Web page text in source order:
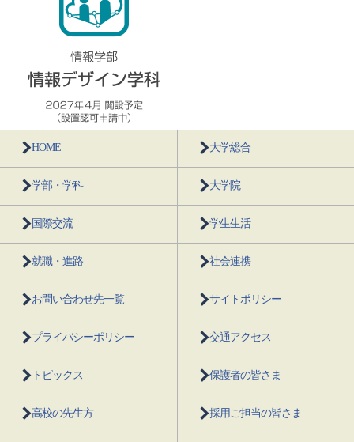
HOME 大学総合
学部・学科 大学院
国際交流 学生生活
就職・進路 社会連携
お問い合わせ先一覧 サイトポリシー
プライバシーポリシー 交通アクセス
トピックス 保護者の皆さま
高校の先生方 採用ご担当の皆さま